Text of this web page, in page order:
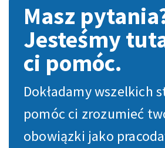
Masz
Jesteśmy
ci pomóc.
Dokładamy wszelkich
pomóc ci zrozumieć
obowiązki jako